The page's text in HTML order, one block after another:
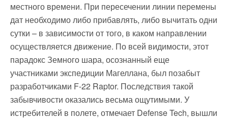
местного времени. При пересечении линии перемены
дат необходимо либо прибавлять, либо вычитать одни
сутки – в зависимости от того, в каком направлении
осуществляется движение. По всей видимости, этот
парадокс Земного шара, осознанный еще
участниками экспедиции Магеллана, был позабыт
разработчиками F-22 Raptor. Последствия такой
забывчивости оказались весьма ощутимыми. У
истребителей в полете, отмечает Defense Tech, вышли